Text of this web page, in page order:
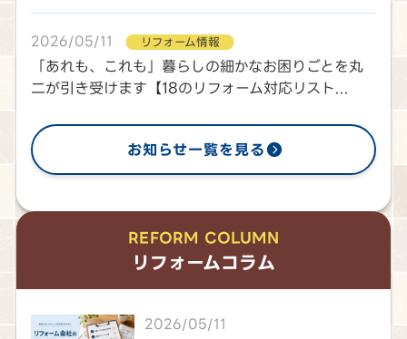
2026/05/11 リフォーム情報
「あれも、これも」暮らしの細かなお困りごとを丸
二が引き受けます【18のリフォーム対応リスト...
お知らせ一覧を見る
REFORM COLUMN
リフォームコラム
2026/05/11